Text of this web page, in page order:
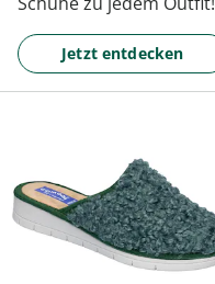
Jetzt entdecken